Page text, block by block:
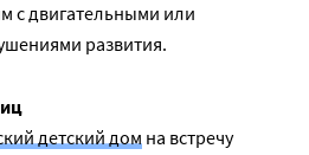
с двигательными или
развития.
детский дом на встречу